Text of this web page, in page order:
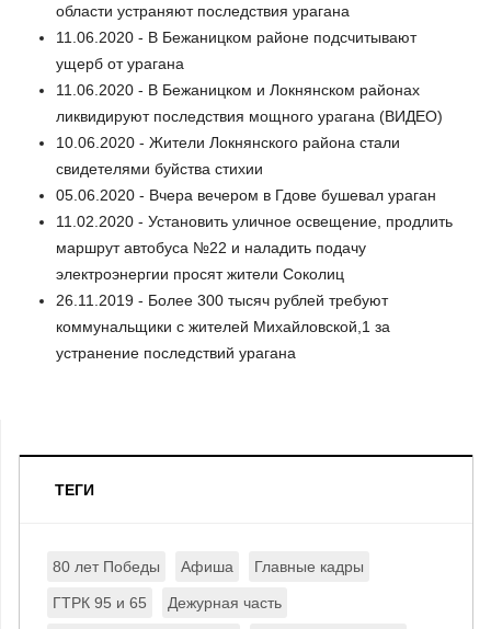
области устраняют последствия урагана
11.06.2020 - В Бежаницком районе подсчитывают
ущерб от урагана
11.06.2020 - В Бежаницком и Локнянском районах
ликвидируют последствия мощного урагана (ВИДЕО)
10.06.2020 - Жители Локнянского района стали
свидетелями буйства стихии
05.06.2020 - Вчера вечером в Гдове бушевал ураган
11.02.2020 - Установить уличное освещение, продлить
маршрут автобуса №22 и наладить подачу
электроэнергии просят жители Соколиц
26.11.2019 - Более 300 тысяч рублей требуют
коммунальщики с жителей Михайловской,1 за
устранение последствий урагана
ТЕГИ
80 лет Победы Афиша Главные кадры
ГТРК 95 и 65 Дежурная часть